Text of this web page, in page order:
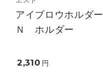
アイブロウホルダー
Ｎ ホルダー
2,310 円